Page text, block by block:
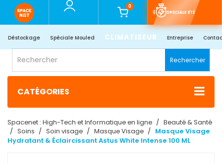
0
SPÉCIALE ÉTÉ
Déstockage Spéciale Mouled CLIMATISEUR Entreprise
Rechercher
CATÉGORIES
Spacenet : High-Tech et Informatique en ligne
Beauté & Santé
Soins
Soin visage Masque Visage
Masque Visage
Hydratant & Éclaircissant Astus White Intense 100 ML